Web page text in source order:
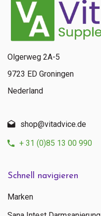
Schnell navigieren
Marken
Olgerweg 2A-5
9723 ED Groningen
Nederland
shop@vitadvice.de
+ 31 (0)85 13 00 990